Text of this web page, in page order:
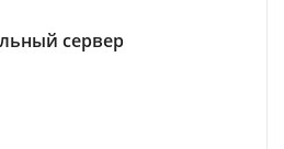
сервер